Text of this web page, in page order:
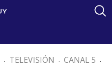
. TELEVISIÓN . CANAL 5 .